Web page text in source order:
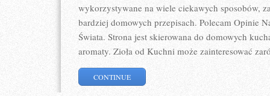
wykorzystywane na wiele ciekawych sposobów,
bardziej domowych przepisach. Polecam Opinie
Świata. Strona jest skierowana do domowych
aromaty. Zioła od Kuchni może zainteresować
CONTINUE